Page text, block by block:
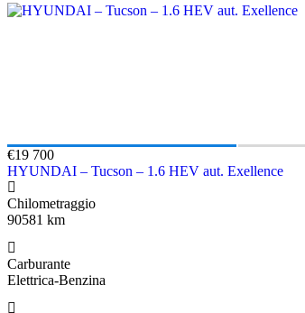
€19 700
HYUNDAI – Tucson – 1.6 HEV aut. Exellence
Chilometraggio
90581 km
Carburante
Elettrica-Benzina